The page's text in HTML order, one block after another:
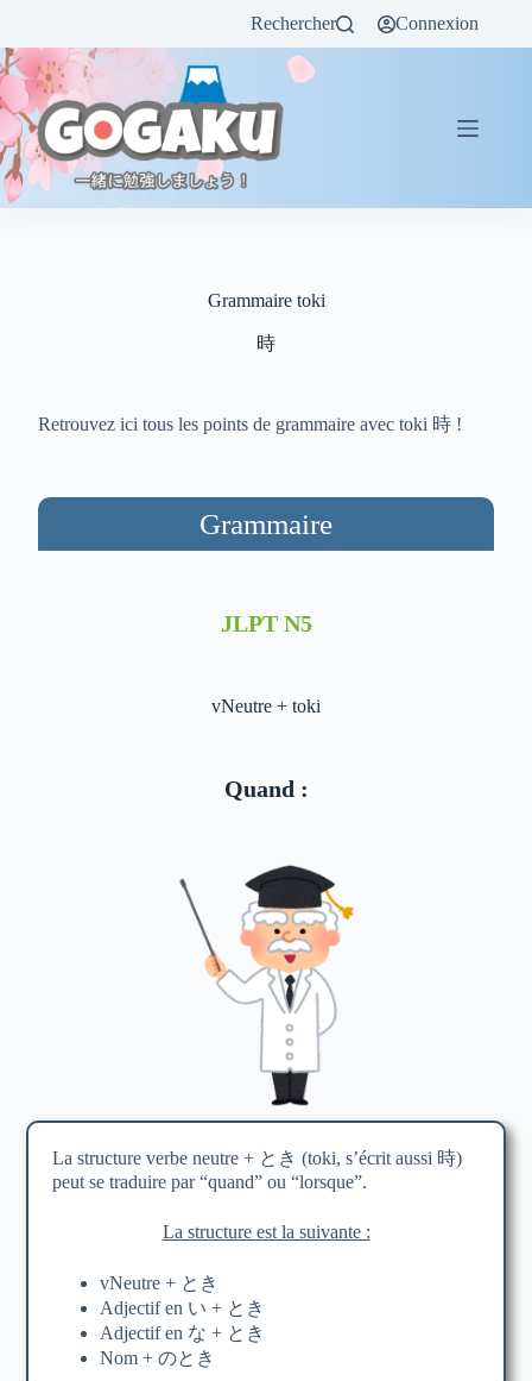
Rechercher Connexion
Grammaire toki
時
Retrouvez ici tous les points de grammaire avec toki 時 !
Grammaire
JLPT N5
vNeutre + toki
Quand :
La structure verbe neutre + とき (toki, s’écrit aussi 時)
peut se traduire par “quand” ou “lorsque”.
La structure est la suivante :
vNeutre + とき
Adjectif en い + とき
Adjectif en な + とき
Nom + のとき